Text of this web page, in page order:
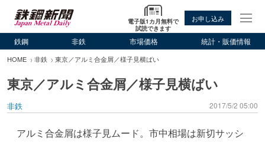
電子版1カ月無料で
試読できます
お申し込み
鉄鋼 非鉄 市場価格 統計・販価情報
HOME 非鉄 東京／アルミ合金屑／様子見横ばい
東京／アルミ合金屑／様子見横ばい
非鉄 2017/5/2 05:00
アルミ合金屑は様子見ムード。市中相場は新切サッシ